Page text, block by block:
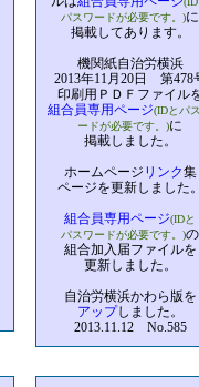
パスワードが必要です。)に
掲載してあります。
機関紙自治労横浜
2013年11月20日 第478
印刷用ＰＤＦファイル
組合員専用ページ(IDとパ
ードが必要です。)に
掲載しました。
ホームページ リンク集
ページを更新しました
組合員専用ページ(IDと
パスワードが必要です。)の
組合加入届ファイルを
更新しました。
自治労横浜かわら版を
アップしました。
2013.11.12 No.585